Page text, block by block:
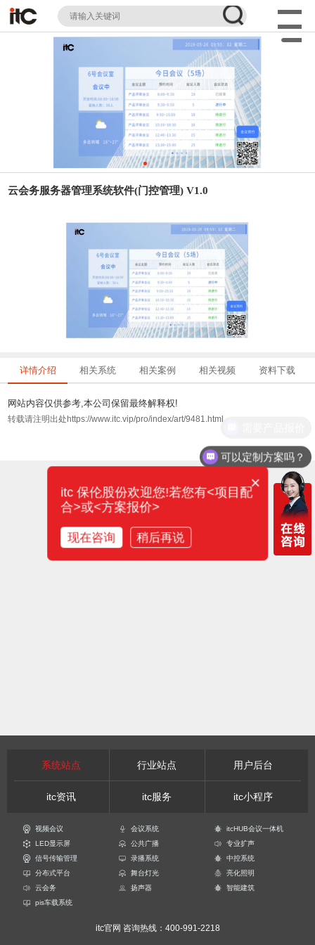
云会务服务器管理系统软件(门控管理) V1.0
详情介绍 相关系统 相关案例 相关视频 资料下载
网站内容仅供参考,本公司保留最终解释权!
转载请注明出处https://www.itc.vip/pro/index/art/9481.html
系统站点 行业站点 用户后台
itc资讯 itc服务 itc小程序
视频会议 会议系统
itcHUB会议一体机
LED显示屏
公共广播
专业扩声
信号传输管理
录播系统
中控系统
分布式平台
舞台灯光
亮化照明
云会务
扬声器
智能建筑
pis车载系统
itc官网 咨询热线：400-991-2218
可以定制方案吗？
×
itc 保伦股份欢迎您!若您有<项目配
合>或<方案报价>
现在咨询 稍后再说